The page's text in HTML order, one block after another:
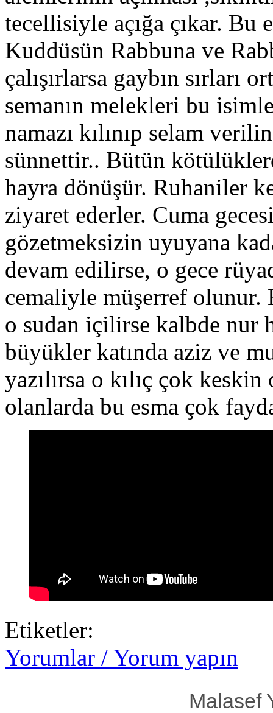
tecellisiyle açığa çıkar. Bu
Kuddüsün Rabbuna ve
çalışırlarsa gaybın sırları
semanın melekleri bu
namazı kılınıp selam
sünnettir.. Bütün
hayra dönüşür. Ruhaniler
ziyaret ederler. Cuma
gözetmeksizin uyuyana
devam edilirse, o gece
cemaliyle müşerref olunur.
o sudan içilirse kalbde nur
büyükler katında aziz ve
yazılırsa o kılıç çok
olanlarda bu esma çok
Etiketler:
Yorumlar / Yorum yapın
Malasef